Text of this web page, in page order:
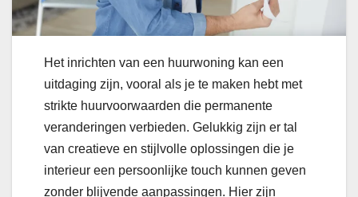
Het inrichten van een huurwoning kan een
uitdaging zijn, vooral als je te maken hebt met
strikte huurvoorwaarden die permanente
veranderingen verbieden. Gelukkig zijn er tal
van creatieve en stijlvolle oplossingen die je
interieur een persoonlijke touch kunnen geven
zonder blijvende aanpassingen. Hier zijn